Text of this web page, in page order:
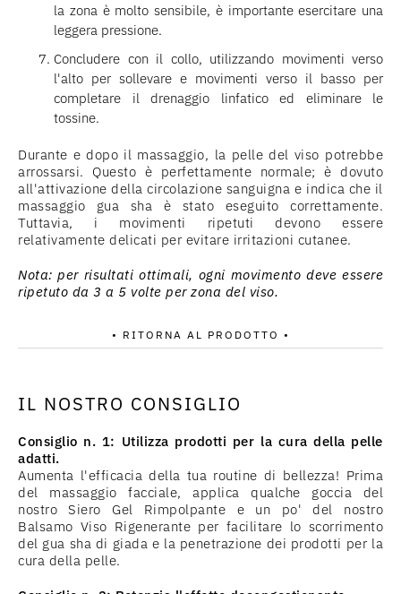
la zona è molto sensibile, è importante esercitare una
leggera pressione.
Concludere con il collo, utilizzando movimenti verso
l'alto per sollevare e movimenti verso il basso per
completare il drenaggio linfatico ed eliminare le
tossine.
Durante e dopo il massaggio, la pelle del viso potrebbe
arrossarsi. Questo è perfettamente normale; è dovuto
all'attivazione della circolazione sanguigna e indica che il
massaggio gua sha è stato eseguito correttamente.
Tuttavia, i movimenti ripetuti devono essere
relativamente delicati per evitare irritazioni cutanee.
Nota: per risultati ottimali, ogni movimento deve essere
ripetuto da 3 a 5 volte per zona del viso.
• RITORNA AL PRODOTTO •
IL NOSTRO CONSIGLIO
Consiglio n. 1: Utilizza prodotti per la cura della pelle
adatti.
Aumenta l'efficacia della tua routine di bellezza! Prima
del massaggio facciale, applica qualche goccia del
nostro Siero Gel Rimpolpante e un po' del nostro
Balsamo Viso Rigenerante per facilitare lo scorrimento
del gua sha di giada e la penetrazione dei prodotti per la
cura della pelle.